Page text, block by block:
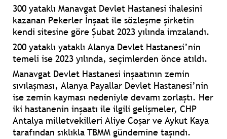
300 yataklı Manavgat Devlet Hastanesi ihalesini
kazanan Pekerler İnşaat ile sözleşme şirketin
kendi sitesine göre Şubat 2023 yılında imzalandı.
200 yataklı yataklı Alanya Devlet Hastanesi’nin
temeli ise 2023 yılında, seçimlerden önce atıldı.
Manavgat Devlet Hastanesi inşaatının zemin
sıvılaşması, Alanya Payallar Devlet Hastanesi’nin
ise zemin kayması nedeniyle devamı zorlaştı. Her
iki hastanenin inşaatı ile ilgili gelişmeler, CHP
Antalya milletvekilleri Aliye Coşar ve Aykut Kaya
tarafından sıklıkla TBMM gündemine taşındı.